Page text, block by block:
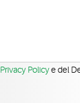
Privacy Policye del